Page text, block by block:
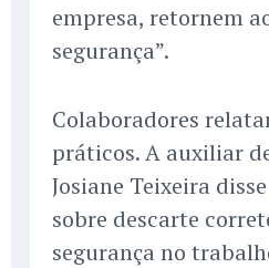
empresa, retornem
segurança”.
Colaboradores
práticos. A auxiliar
Josiane Teixeira
sobre descarte
segurança no